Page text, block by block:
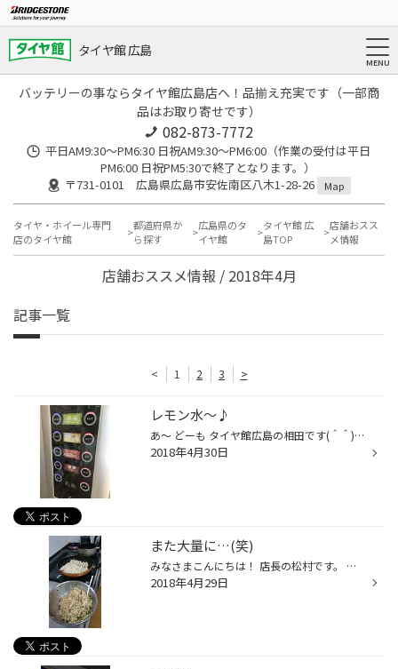
タイヤ館 広島
バッテリーの事ならタイヤ館広島店へ！品揃え充実です（一部商
品はお取り寄せです）
082-873-7772
平日AM9:30～PM6:30 日祝AM9:30〜PM6:00（作業の受付は平日
PM6:00 日祝PM5:30で終了となります。）
〒731-0101 広島県広島市安佐南区八木1-28-26
Map
タイヤ・ホイール専門
店のタイヤ館
都道府県か
ら探す
広島県のタ
イヤ館
タイヤ館 広
島TOP
店舗おスス
メ情報
店舗おススメ情報 / 2018年4月
記事一覧
< 1 2 3 >
レモン水～♪
あ～ どーも タイヤ館広島の相田です(＾＾) お出掛け前のメンテナンスは バッチリですか？ 当店では、無料安全点検を 承っています(＾＾) ぜひ、お気軽にご来店下さい！ それはそうと、 当店の給茶機に レモン水が仲間入りしました！ 暑い日には最適なドリンクです！ 無料となっていますので、 点検...
2018年4月30日
また大量に…(笑)
みなさまこんにちは！ 店長の松村です。 まー何はともあれ↓の写真を。 …やー、作りすぎたかな⁉ ココで問題です‼ ワタクシ、餃子を何個包んだでしょう⁉ …正解はまた数日後に(笑)
2018年4月29日